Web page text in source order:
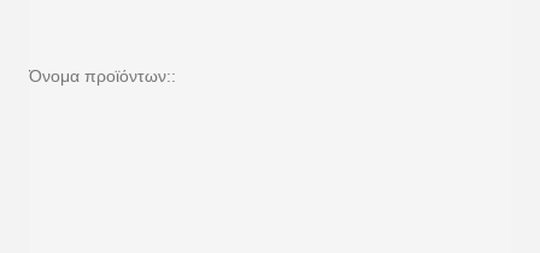
Όνομα προϊόντων::